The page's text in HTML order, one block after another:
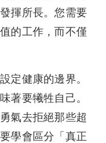
揮所長。您需要
的工作，而不僅
定健康的邊界。
著要犧牲自己。
氣去拒絕那些超
學會區分「真正